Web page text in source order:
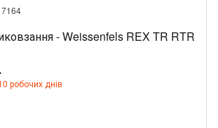
- Weissenfels REX TR RTR
робочих днів